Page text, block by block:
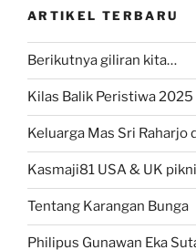
ARTIKEL TERBARU
Berikutnya giliran kita…
Kilas Balik Peristiwa 2025
Keluarga Mas Sri Raharjo
Kasmaji81 USA & UK
Tentang Karangan Bunga
Philipus Gunawan Eka